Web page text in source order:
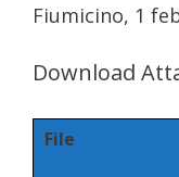
Fiumicino, 1
Download
File